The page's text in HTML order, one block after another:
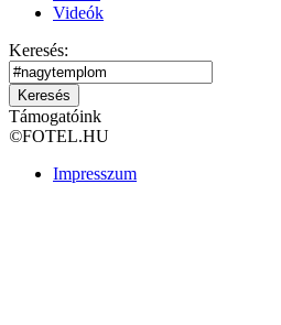
Videók
Keresés:
Keresés
Támogatóink
©FOTEL.HU
Impresszum